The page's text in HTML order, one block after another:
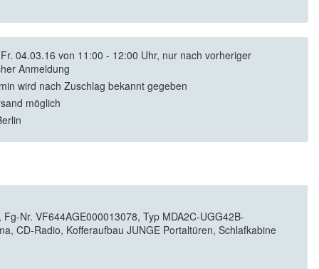
04.03.16 von 11:00 - 12:00 Uhr, nur nach vorheriger
Anmeldung
wird nach Zuschlag bekannt gegeben
möglich
Nr. VF644AGE000013078, Typ MDA2C-UGG42B-
CD-Radio, Kofferaufbau JUNGE Portaltüren, Schlafkabine